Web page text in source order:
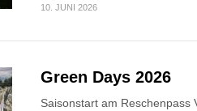
10. JUNI 2026
Green Days 2026
Saisonstart am Reschenpass